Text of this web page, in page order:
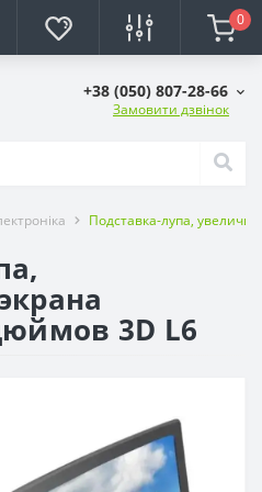
0
+38 (050) 807-28-66
Замовити дзвінок
Подставка-лупа,
3D L6